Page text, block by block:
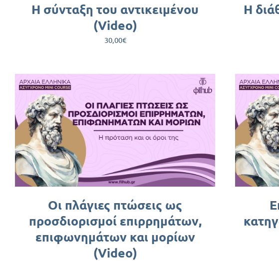
Η σύνταξη του αντικειμένου
(Video)
30,00€
H
Οι πλάγιες πτώσεις ως
προσδιορισμοί επιρρημάτων,
επιφωνημάτων και μορίων
(Video)
ΠΡΟΣΘΉΚΗ ΣΤΟ ΚΑΛΆΘΙ / ΛΕΠΤΟΜΈΡΕΙΕΣ